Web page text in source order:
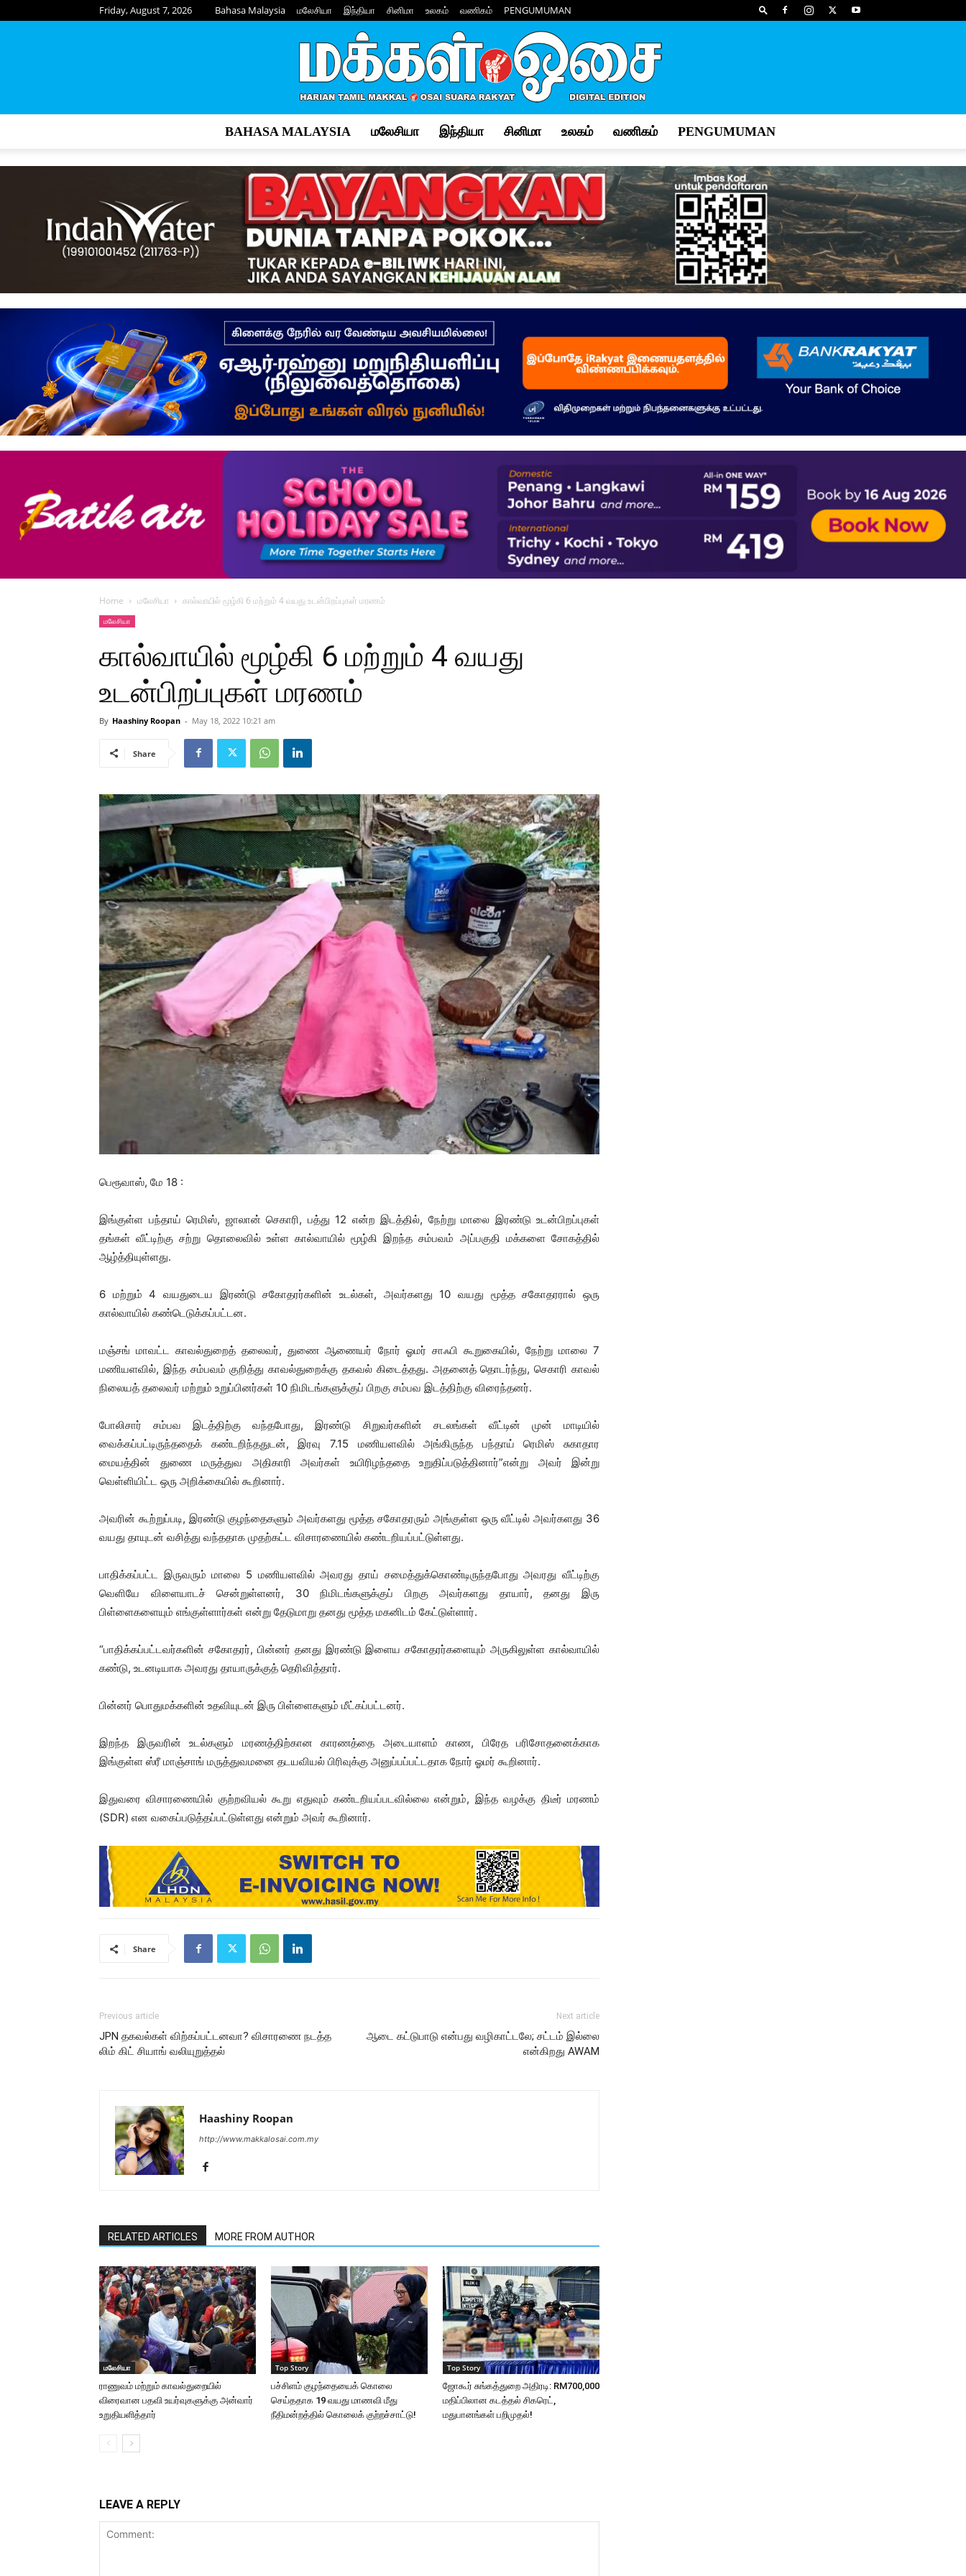
Friday, August 7, 2026 Bahasa Malaysia மலேசியா இந்தியா சினிமா உலகம் வணிகம் PENGUMUMAN
Osai
–
மக்கள்
BAHASA MALAYSIA மலேசியா இந்தியா சினிமா உலகம் வணிகம் PENGUMUMAN
Home மலேசியா கால்வாயில் மூழ்கி 6 மற்றும் 4 வயது உடன்பிறப்புகள் மரணம்
மலேசியா
கால்வாயில் மூழ்கி 6 மற்றும் 4 வயது
உடன்பிறப்புகள் மரணம்
By Haashiny Roopan - May 18, 2022 10:21 am
Share
பெரூவாஸ், மே 18 :
இங்குள்ள பந்தாய் ரெமிஸ், ஜாலான் செகாரி, பத்து 12 என்ற இடத்தில், நேற்று மாலை இரண்டு உடன்பிறப்புகள்
தங்கள் வீட்டிற்கு சற்று தொலைவில் உள்ள கால்வாயில் மூழ்கி இறந்த சம்பவம் அப்பகுதி மக்களை சோகத்தில்
ஆழ்த்தியுள்ளது.
6 மற்றும் 4 வயதுடைய இரண்டு சகோதரர்களின் உடல்கள், அவர்களது 10 வயது மூத்த சகோதரரால் ஒரு
கால்வாயில் கண்டெடுக்கப்பட்டன.
மஞ்சங் மாவட்ட காவல்துறைத் தலைவர், துணை ஆணையர் நோர் ஓமர் சாஃபி கூறுகையில், நேற்று மாலை 7
மணியளவில், இந்த சம்பவம் குறித்து காவல்துறைக்கு தகவல் கிடைத்தது. அதனைத் தொடர்ந்து, செகாரி காவல்
நிலையத் தலைவர் மற்றும் உறுப்பினர்கள் 10 நிமிடங்களுக்குப் பிறகு சம்பவ இடத்திற்கு விரைந்தனர்.
போலிசார் சம்பவ இடத்திற்கு வந்தபோது, ​​இரண்டு சிறுவர்களின் சடலங்கள் வீட்டின் முன் மாடியில்
வைக்கப்பட்டிருந்ததைக் கண்டறிந்ததுடன், இரவு 7.15 மணியளவில் அங்கிருந்த பந்தாய் ரெமிஸ் சுகாதார
மையத்தின் துணை மருத்துவ அதிகாரி அவர்கள் உயிரிழந்ததை உறுதிப்படுத்தினார்”என்று அவர் இன்று
வெள்ளியிட்ட ஒரு அறிக்கையில் கூறினார்.
அவரின் கூற்றுப்படி, இரண்டு குழந்தைகளும் அவர்களது மூத்த சகோதரரும் அங்குள்ள ஒரு வீட்டில் அவர்களது 36
வயது தாயுடன் வசித்து வந்ததாக முதற்கட்ட விசாரணையில் கண்டறியப்பட்டுள்ளது.
பாதிக்கப்பட்ட இருவரும் மாலை 5 மணியளவில் அவரது தாய் சமைத்துக்கொண்டிருந்தபோது அவரது வீட்டிற்கு
வெளியே விளையாடச் சென்றுள்ளனர், 30 நிமிடங்களுக்குப் பிறகு அவர்களது தாயார், தனது இரு
பிள்ளைகளையும் எங்குள்ளார்கள் என்று தேடுமாறு தனது மூத்த மகனிடம் கேட்டுள்ளார்.
“பாதிக்கப்பட்டவர்களின் சகோதரர், பின்னர் தனது இரண்டு இளைய சகோதரர்களையும் அருகிலுள்ள கால்வாயில்
கண்டு, உடனடியாக அவரது தாயாருக்குத் தெரிவித்தார்.
பின்னர் பொதுமக்களின் உதவியுடன் இரு பிள்ளைகளும் மீட்கப்பட்டனர்.
இறந்த இருவரின் உடல்களும் மரணத்திற்கான காரணத்தை அடையாளம் காண, பிரேத பரிசோதனைக்காக
இங்குள்ள ஸ்ரீ மாஞ்சாங் மருத்துவமனை தடயவியல் பிரிவுக்கு அனுப்பப்பட்டதாக நோர் ஓமர் கூறினார்.
இதுவரை விசாரணையில் குற்றவியல் கூறு எதுவும் கண்டறியப்படவில்லை என்றும், இந்த வழக்கு திடீர் மரணம்
(SDR) என வகைப்படுத்தப்பட்டுள்ளது என்றும் அவர் கூறினார்.
Share
Previous article
JPN தகவல்கள் விற்கப்பட்டனவா? விசாரணை நடத்த
லிம் கிட் சியாங் வலியுறுத்தல்
Next article
ஆடை கட்டுபாடு என்பது வழிகாட்டலே; சட்டம் இல்லை
என்கிறது AWAM
Haashiny Roopan
http://www.makkalosai.com.my
RELATED ARTICLES MORE FROM AUTHOR
மலேசியா
ராணுவம் மற்றும் காவல்துறையில்
விரைவான பதவி உயர்வுகளுக்கு அன்வார்
உறுதியளித்தார்
Top Story
பச்சிளம் குழந்தையைக் கொலை
செய்ததாக 19 வயது மாணவி மீது
நீதிமன்றத்தில் கொலைக் குற்றச்சாட்டு!
Top Story
ஜோகூர் சுங்கத்துறை அதிரடி: RM700,000
மதிப்பிலான கடத்தல் சிகரெட்,
மதுபானங்கள் பறிமுதல்!
LEAVE A REPLY